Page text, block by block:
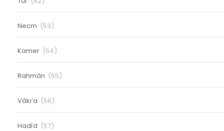
Necm (53)
Kamer (54)
Rahmân (55)
Vâkı’a (56)
Hadîd (57)